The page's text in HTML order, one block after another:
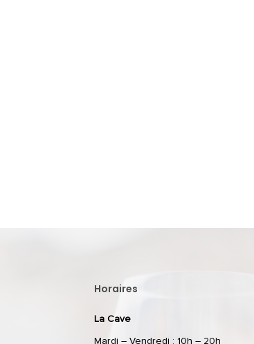
Horaires
La Cave
Mardi – Vendredi : 10h – 20h